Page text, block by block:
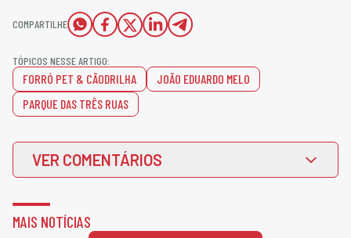
COMPARTILHE
TÓPICOS NESSE ARTIGO:
FORRÓ PET & CÃODRILHA
JOÃO EDUARDO MELO
PARQUE DAS TRÊS RUAS
VER COMENTÁRIOS
MAIS NOTÍCIAS